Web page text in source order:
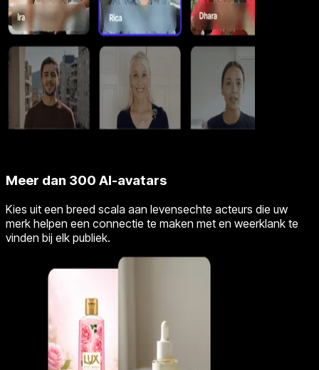
Meer dan 300 AI-avatars
Kies uit een breed scala aan levensechte acteurs die uw
merk helpen een connectie te maken met en weerklank te
vinden bij elk publiek.